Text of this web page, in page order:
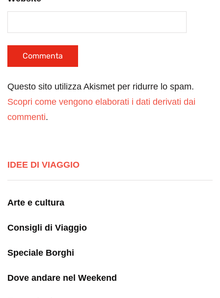
Questo sito utilizza Akismet per ridurre lo spam.
Scopri come vengono elaborati i dati derivati dai
commenti.
IDEE DI VIAGGIO
Arte e cultura
Consigli di Viaggio
Speciale Borghi
Dove andare nel Weekend